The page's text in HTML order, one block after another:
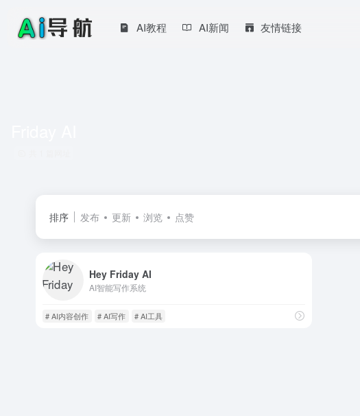
AI教程 AI新闻 友情链接
排序 发布 更新 浏览 点赞
Hey Friday AI
AI智能写作系统
# AI内容创作 # AI写作 # AI工具